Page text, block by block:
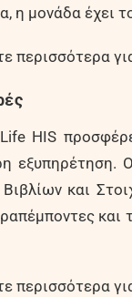
η μονάδα έχει
περισσότερα
HIS
εξυπηρέτηση.
και
και
περισσότερα